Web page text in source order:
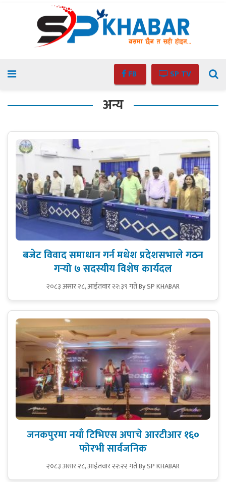
FB SP TV
अन्य
बजेट विवाद समाधान गर्न मधेश प्रदेशसभाले गठन
गर्‍यो ७ सदस्यीय विशेष कार्यदल
२०८३ असार २८, आईतवार २२:३९ गतेBy SP KHABAR
जनकपुरमा नयाँ टिभिएस अपाचे आरटीआर १६०
फोरभी सार्वजनिक
२०८३ असार २८, आईतवार २२:२२ गतेBy SP KHABAR